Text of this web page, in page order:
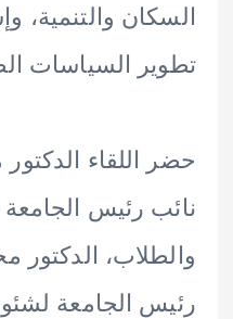
والتنمية،
السياسات الصحية
الدكتور محمد
رئيس الجامعة لشئون
الدكتور محمد
الجامعة لشئون خدمة